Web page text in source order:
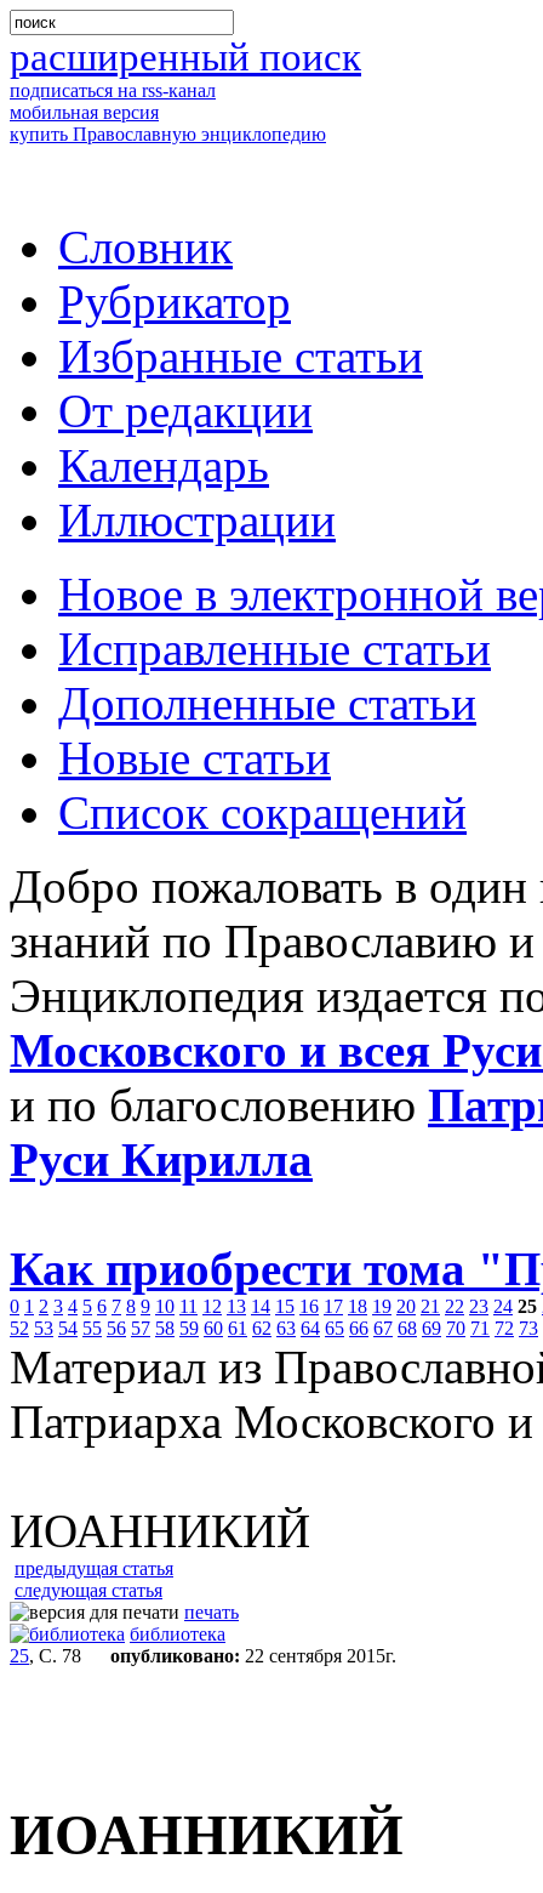
расширенный поиск
подписаться на rss-канал
мобильная версия
купить Православную энциклопедию
Словник
Рубрикатор
Избранные статьи
От редакции
Календарь
Иллюстрации
Новое в электронной
Исправленные статьи
Дополненные статьи
Новые статьи
Список сокращений
Добро пожаловать в
знаний по Православию
Энциклопедия издается
Московского и всея
и по благословению
Руси Кирилла
Как приобрести тома
0 1 2 3 4 5 6 7 8 9 10 11 12 13 14 15 16 17 18 19 20 21 22 23 24 25
52 53 54 55 56 57 58 59 60 61 62 63 64 65 66 67 68 69 70 71 72 73
Материал из
Патриарха Московского
ИОАННИКИЙ
предыдущая статья
следующая статья
печать
библиотека
25, С. 78 опубликовано: 22 сентября 2015г.
ИОАННИКИЙ